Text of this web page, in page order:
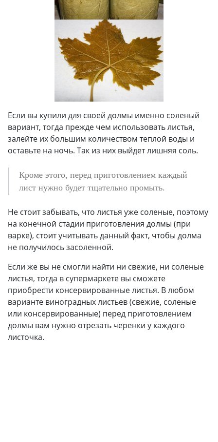
Если вы купили для своей долмы именно соленый
вариант, тогда прежде чем использовать листья,
залейте их большим количеством теплой воды и
оставьте на ночь. Так из них выйдет лишняя соль.
Кроме этого, перед приготовлением каждый
лист нужно будет тщательно промыть.
Не стоит забывать, что листья уже соленые, поэтому
на конечной стадии приготовления долмы (при
варке), стоит учитывать данный факт, чтобы долма
не получилось засоленной.
Если же вы не смогли найти ни свежие, ни соленые
листья, тогда в супермаркете вы сможете
приобрести консервированные листья. В любом
варианте виноградных листьев (свежие, соленые
или консервированные) перед приготовлением
долмы вам нужно отрезать черенки у каждого
листочка.